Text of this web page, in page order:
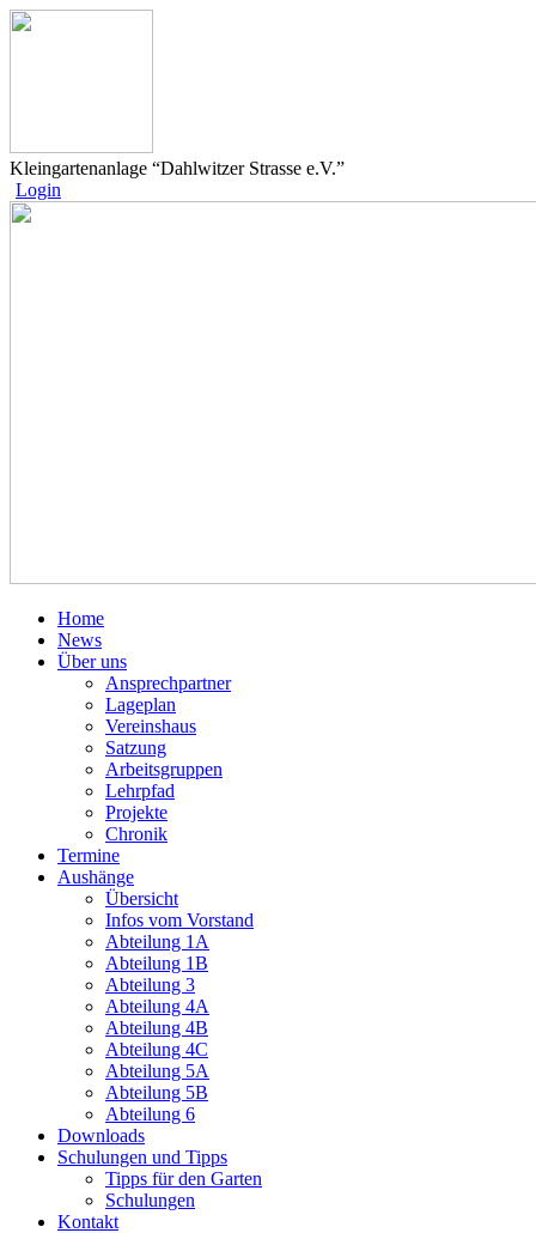
Kleingartenanlage “Dahlwitzer Strasse e.V.”
Login
Home
News
Über uns
Ansprechpartner
Lageplan
Vereinshaus
Satzung
Arbeitsgruppen
Lehrpfad
Projekte
Chronik
Termine
Aushänge
Übersicht
Infos vom Vorstand
Abteilung 1A
Abteilung 1B
Abteilung 3
Abteilung 4A
Abteilung 4B
Abteilung 4C
Abteilung 5A
Abteilung 5B
Abteilung 6
Downloads
Schulungen und Tipps
Tipps für den Garten
Schulungen
Kontakt